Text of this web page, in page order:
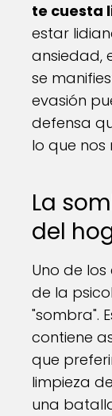
te cuesta
estar
ansiedad,
se
evasión
defensa
lo que
La
del
Uno de
de la
"sombra".
contiene
que
limpieza
una